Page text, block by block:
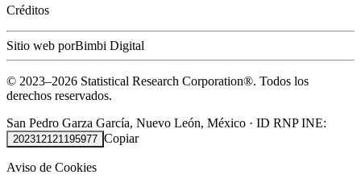
Créditos
Sitio web porBimbi Digital
© 2023–2026 Statistical Research Corporation®. Todos los
derechos reservados.
San Pedro Garza García, Nuevo León, México · ID RNP INE:
202312121195977 Copiar
Aviso de Cookies